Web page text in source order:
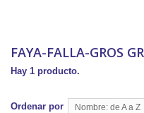
FAYA-FALLA-GROS
Hay 1 producto.
Ordenar por Nombre: de A a Z